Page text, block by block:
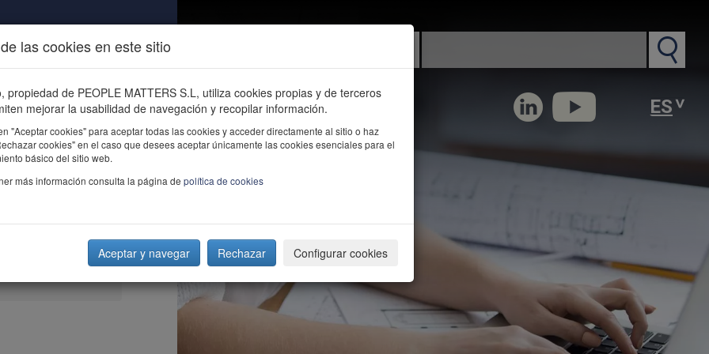
ÚNETE CONTACTO
Branding
las cookies en este sitio
propiedad de PEOPLE MATTERS S.L, utiliza cookies propias y de terceros
mejorar la usabilidad de navegación y recopilar información.
"Aceptar cookies" para aceptar todas las cookies y acceder directamente al sitio o haz
cookies" en el caso que desees aceptar únicamente las cookies esenciales para el
básico del sitio web.
más información consulta la página de política de cookies
Aceptar y navegar Rechazar Configurar cookies